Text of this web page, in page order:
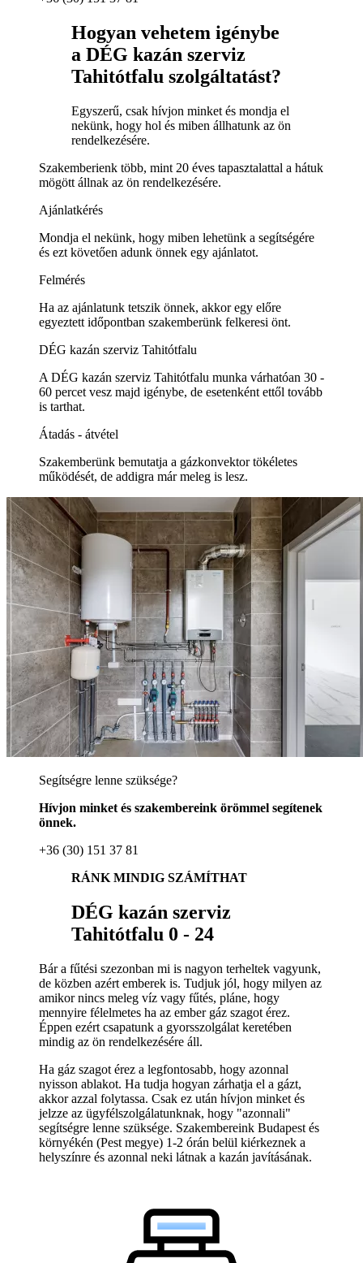
Hogyan vehetem igénybe
a DÉG kazán szerviz
Tahitótfalu szolgáltatást?
Egyszerű, csak hívjon minket és mondja el
nekünk, hogy hol és miben állhatunk az ön
rendelkezésére.
Szakemberienk több, mint 20 éves tapasztalattal a hátuk
mögött állnak az ön rendelkezésére.
Ajánlatkérés
Mondja el nekünk, hogy miben lehetünk a segítségére
és ezt követően adunk önnek egy ajánlatot.
Felmérés
Ha az ajánlatunk tetszik önnek, akkor egy előre
egyeztett időpontban szakemberünk felkeresi önt.
DÉG kazán szerviz Tahitótfalu
A DÉG kazán szerviz Tahitótfalu munka várhatóan 30 -
60 percet vesz majd igénybe, de esetenként ettől tovább
is tarthat.
Átadás - átvétel
Szakemberünk bemutatja a gázkonvektor tökéletes
működését, de addigra már meleg is lesz.
Segítségre lenne szüksége?
Hívjon minket és szakembereink örömmel segítenek
önnek.
+36 (30) 151 37 81
RÁNK MINDIG SZÁMÍTHAT
DÉG kazán szerviz
Tahitótfalu 0 - 24
Bár a fűtési szezonban mi is nagyon terheltek vagyunk,
de közben azért emberek is. Tudjuk jól, hogy milyen az
amikor nincs meleg víz vagy fűtés, pláne, hogy
mennyire félelmetes ha az ember gáz szagot érez.
Éppen ezért csapatunk a gyorsszolgálat keretében
mindig az ön rendelkezésére áll.
Ha gáz szagot érez a legfontosabb, hogy azonnal
nyisson ablakot. Ha tudja hogyan zárhatja el a gázt,
akkor azzal folytassa. Csak ez után hívjon minket és
jelzze az ügyfélszolgálatunknak, hogy "azonnali"
segítségre lenne szüksége. Szakembereink Budapest és
környékén (Pest megye) 1-2 órán belül kiérkeznek a
helyszínre és azonnal neki látnak a kazán javításának.